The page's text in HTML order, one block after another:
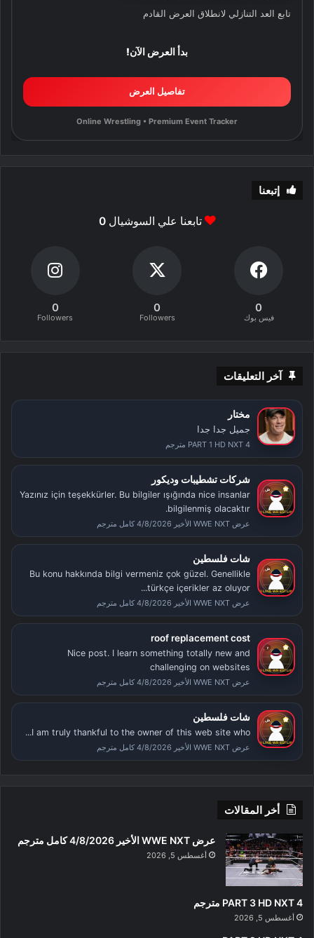
تابع العد التنازلي لانطلاق العرض القادم
بدأ العرض الآن!
تفاصيل العرض
Online Wrestling • Premium Event Tracker
إتبعنا
تابعنا علي السوشيال0
0
فيس بوك
0
Followers
0
Followers
آخر التعليقات
مختار
جميل جدا جدا
PART 1 HD NXT 4 مترجم
شركات تشطيبات وديكور
Yazınız için teşekkürler. Bu bilgiler ışığında nice insanlar
bilgilenmiş olacaktır.
عرض WWE NXT الأخير 4/8/2026 كامل مترجم
شات فلسطين
Bu konu hakkında bilgi vermeniz çok güzel. Genellikle
türkçe içerikler az oluyor...
عرض WWE NXT الأخير 4/8/2026 كامل مترجم
roof replacement cost
Nice post. I learn something totally new and
challenging on websites
عرض WWE NXT الأخير 4/8/2026 كامل مترجم
شات فلسطين
I am truly thankful to the owner of this web site who...
عرض WWE NXT الأخير 4/8/2026 كامل مترجم
أخر المقالات
عرض WWE NXT الأخير 4/8/2026 كامل مترجم
أغسطس 5, 2026
PART 3 HD NXT 4 مترجم
أغسطس 5, 2026